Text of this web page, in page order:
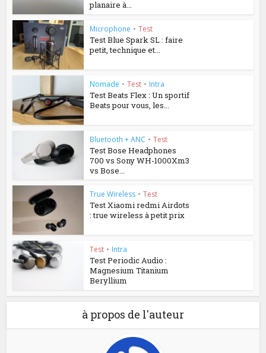
planaire à...
Microphone • Test
Test Blue Spark SL : faire
petit, technique et...
Nomade • Test • Intra
Test Beats Flex : Un sportif
Beats pour vous, les...
Bluetooth + ANC • Test
Test Bose Headphones
700 vs Sony WH-1000Xm3
vs Bose...
True Wireless • Test
Test Xiaomi redmi Airdots
: true wireless à petit prix
Test • Intra
Test Periodic Audio :
Magnesium Titanium
Beryllium
à propos de l'auteur